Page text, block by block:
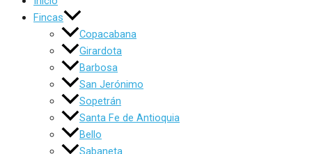
Fincas
Copacabana
Girardota
Barbosa
San Jerónimo
Sopetrán
Santa Fe de Antioquia
Bello
Sabaneta